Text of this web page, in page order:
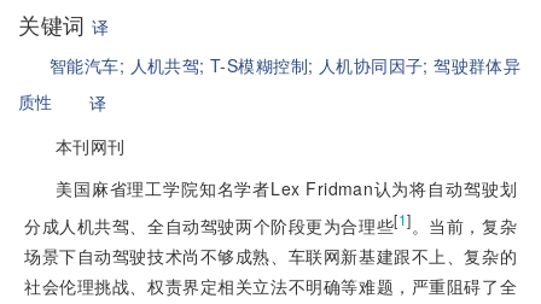
关键词译
智能汽车; 人机共驾;T-S模糊控制; 人机协同因子;驾驶群体异
质性
译
本刊网刊
美国麻省理工学院知名学者Lex Fridman认为将自动驾驶划
分成人机共驾、全自动驾驶两个阶段更为合理些[1]。当前，复杂
场景下自动驾驶技术尚不够成熟、车联网新基建跟不上、复杂的
社会伦理挑战、权责界定相关立法不明确等难题，严重阻碍了全